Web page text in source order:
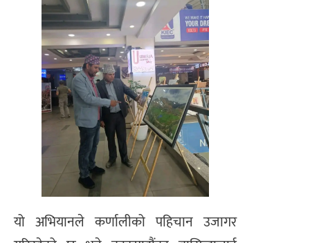
यो अभियानले कर्णालीको पहिचान उजागर